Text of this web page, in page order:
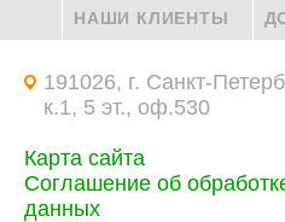
НАШИ КЛИЕНТЫ
191026, г. Санкт-
к.1, 5 эт., оф.530
Карта сайта
Соглашение об
данных